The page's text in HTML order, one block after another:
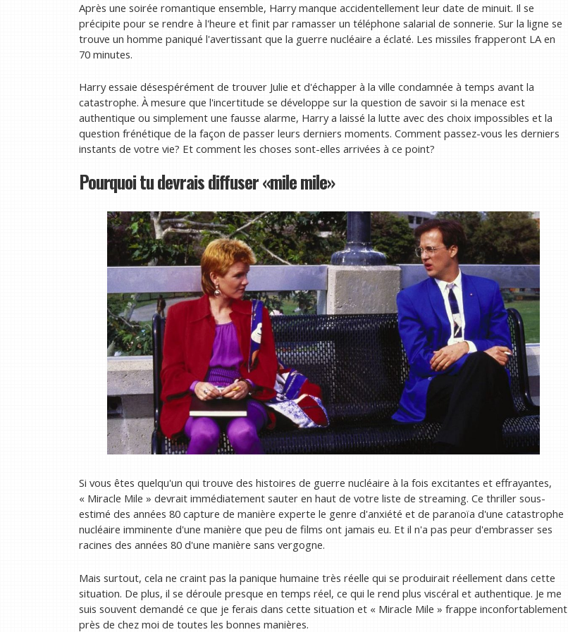
Après une soirée romantique ensemble, Harry manque accidentellement leur date de minuit. Il se
précipite pour se rendre à l'heure et finit par ramasser un téléphone salarial de sonnerie. Sur la ligne se
trouve un homme paniqué l'avertissant que la guerre nucléaire a éclaté. Les missiles frapperont LA en
70 minutes.
Harry essaie désespérément de trouver Julie et d'échapper à la ville condamnée à temps avant la
catastrophe. À mesure que l'incertitude se développe sur la question de savoir si la menace est
authentique ou simplement une fausse alarme, Harry a laissé la lutte avec des choix impossibles et la
question frénétique de la façon de passer leurs derniers moments. Comment passez-vous les derniers
instants de votre vie? Et comment les choses sont-elles arrivées à ce point?
Pourquoi tu devrais diffuser «mile mile»
Si vous êtes quelqu'un qui trouve des histoires de guerre nucléaire à la fois excitantes et effrayantes,
« Miracle Mile » devrait immédiatement sauter en haut de votre liste de streaming. Ce thriller sous-
estimé des années 80 capture de manière experte le genre d'anxiété et de paranoïa d'une catastrophe
nucléaire imminente d'une manière que peu de films ont jamais eu. Et il n'a pas peur d'embrasser ses
racines des années 80 d'une manière sans vergogne.
Mais surtout, cela ne craint pas la panique humaine très réelle qui se produirait réellement dans cette
situation. De plus, il se déroule presque en temps réel, ce qui le rend plus viscéral et authentique. Je me
suis souvent demandé ce que je ferais dans cette situation et « Miracle Mile » frappe inconfortablement
près de chez moi de toutes les bonnes manières.